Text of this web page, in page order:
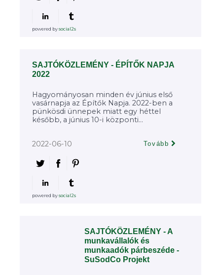
powered bysocial2s
SAJTÓKÖZLEMÉNY - ÉPÍTŐK NAPJA
2022
Hagyományosan minden év június első
vasárnapja az Építők Napja. 2022-ben a
pünkösdi ünnepek miatt egy héttel
később, a június 10-i központi...
2022-06-10 Tovább
powered bysocial2s
SAJTÓKÖZLEMÉNY - A
munkavállalók és
munkaadók párbeszéde -
SuSodCo Projekt